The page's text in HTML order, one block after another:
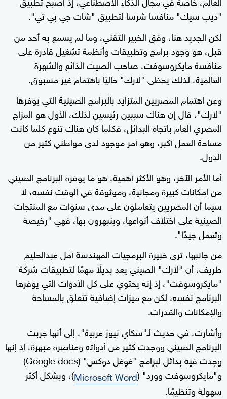
"ديب سيك" منافسا شرسا لتطبيق "شات جي بي تي".
لكن الجديد هنا، وفق الخبير التقني، وما لم يسمع به أحد من
قبل، هو وجود برامج وتطبيقات وأنظمة تشغيل قادرة على
منافسة مايكروسوفت، صاحب الصيت الذائع والشهرة
العالمية، لذلك يحظى "لارك" حاليًا باهتمام غير مسبوق.
وعن اهتمام المصريين المتزايد بالبرامج الصينية التي يوفرها
"لارك"، قال إن هناك سببين رئيسين لذلك، الأول هو المزاج
المصري العام باتجاه البدائل، فكلما كان هناك تنوع كلما كانت
مساحة العمل أكبر، وهو أمر موجود لدى مواطني كثير من
الدول.
أما الأمر الآخر، وهو الأكثر أهمية، هو ما يوفره البرنامج الصيني
من إمكانات كبيرة ومجانية، وموثوقة في الوقت نفسه، لا
سيما أن المصريين يتعاملون على مدى سنوات مع المنتجات
الصينية على اختلاف أنواعها، وينبهرون بها، فهي "رخيصة
وتعمل جيدًا".
من جانبها، ترى خبيرة البرمجيات المهندسة أمل عبدالحليم
طريف، أن "لارك" الصيني يعد بديلًا مهمًا لتطبيقات شركة
"مايكروسوفت"، إذ إنه يحتوي على كل الأدوات التي يوفرها
البرنامج نفسه، لكن مع ميزات إضافية تتعلق بالمساحة
والإمكانات والقدرات.
وأشارت، في حديث لـ"سكاي نيوز عربية"، إلى أنها جربت
البرنامج الصيني ووجدت كثير من أدواته وعناصره مبهرة، إذ إنها
وجدت فيه بدائل لبرامج "غوغل دوكس" (Google docs)
و"مايكروسوفت وورد" (Microsoft Word)، وبشكل أكثر
سهولة وتنظيمًا.